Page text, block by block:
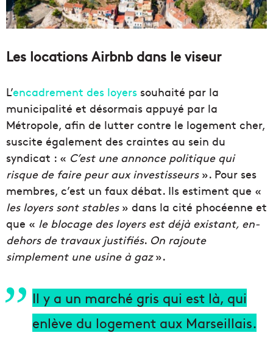
Les locations Airbnb dans le viseur
L’encadrement des loyers souhaité par la
municipalité et désormais appuyé par la
Métropole, afin de lutter contre le logement cher,
suscite également des craintes au sein du
syndicat : « C’est une annonce politique qui
risque de faire peur aux investisseurs». Pour ses
membres, c’est un faux débat. Ils estiment que «
les loyers sont stables» dans la cité phocéenne et
que « le blocage des loyers est déjà existant, en-
dehors de travaux justifiés. On rajoute
simplement une usine à gaz».
Il y a un marché gris qui est là, qui
enlève du logement aux Marseillais.